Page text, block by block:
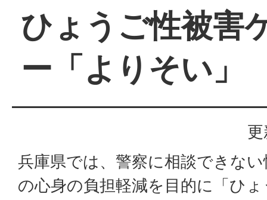
ひょうご性被害
ー「よりそい」
兵庫県では、警察に相談できな
の心身の負担軽減を目的に「ひ